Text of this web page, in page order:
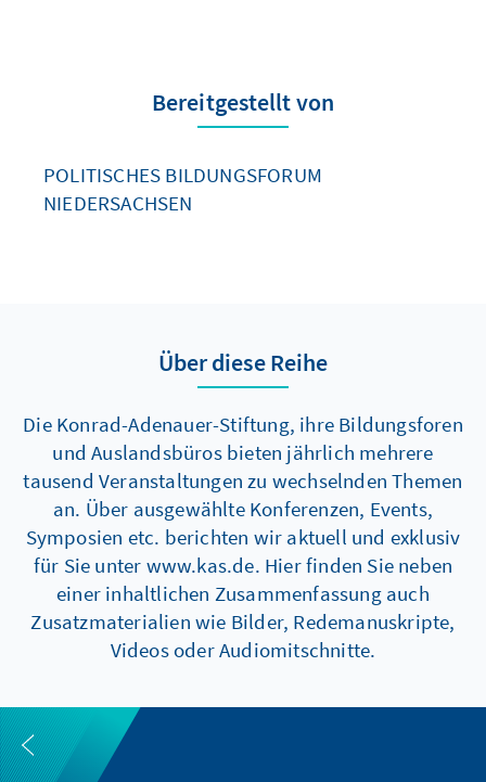
Bereitgestellt von
POLITISCHES BILDUNGSFORUM
NIEDERSACHSEN
Über diese Reihe
Die Konrad-Adenauer-Stiftung, ihre Bildungsforen
und Auslandsbüros bieten jährlich mehrere
tausend Veranstaltungen zu wechselnden Themen
an. Über ausgewählte Konferenzen, Events,
Symposien etc. berichten wir aktuell und exklusiv
für Sie unter www.kas.de. Hier finden Sie neben
einer inhaltlichen Zusammenfassung auch
Zusatzmaterialien wie Bilder, Redemanuskripte,
Videos oder Audiomitschnitte.